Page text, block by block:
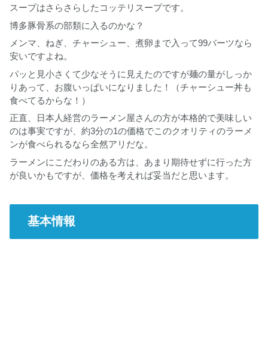
スープはさらさらしたコッテリスープです。
博多豚骨系の部類に入るのかな？
メンマ、ねぎ、チャーシュー、煮卵まで入って99バーツなら
安いですよね。
パッと見小さくて少なそうに見えたのですが麺の量がしっか
りあって、お腹いっぱいになりました！（チャーシュー丼も
食べてるからな！）
正直、日本人経営のラーメン屋さんの方が本格的で美味しい
のは事実ですが、約3分の1の価格でこのクオリティのラーメ
ンが食べられるなら全然アリだな。
ラーメンにこだわりのある方は、あまり期待せずに行った方
が良いかもですが、価格を考えれば妥当だと思います。
基本情報